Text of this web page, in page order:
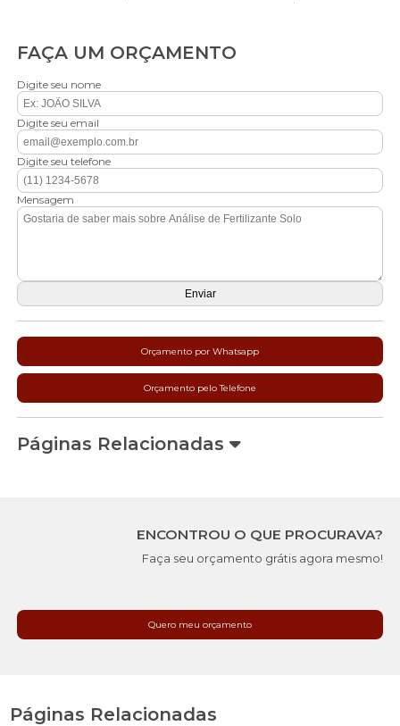
FAÇA UM ORÇAMENTO
Digite seu nome
Digite seu email
Digite seu telefone
Mensagem
Orçamento por Whatsapp
Orçamento pelo Telefone
Páginas Relacionadas
ENCONTROU O QUE PROCURAVA?
Faça seu orçamento grátis agora mesmo!
Quero meu orçamento
Páginas Relacionadas